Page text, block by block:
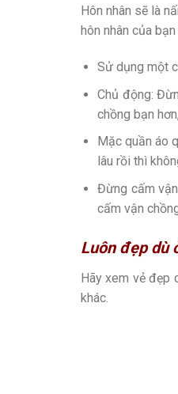
Hôn nhân sẽ là
hôn nhân của
Sử dụng một
Chủ động:
chồng bạn
Mặc quần áo
lâu rồi thì
Đừng cấm
cấm vận
Luôn đẹp dù
Hãy xem vẻ đẹp
khác.